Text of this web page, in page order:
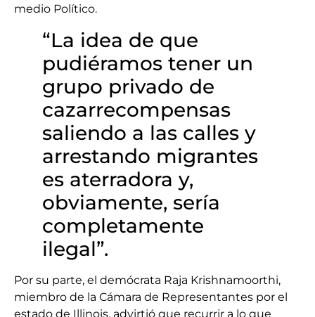
medio Político.
“La idea de que
pudiéramos tener un
grupo privado de
cazarrecompensas
saliendo a las calles y
arrestando migrantes
es aterradora y,
obviamente, sería
completamente
ilegal”.
Por su parte, el demócrata Raja Krishnamoorthi,
miembro de la Cámara de Representantes por el
estado de Illinois, advirtió que recurrir a lo que